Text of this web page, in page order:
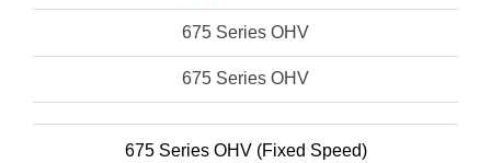
675 Series OHV
675 Series OHV
675 Series OHV (Fixed Speed)